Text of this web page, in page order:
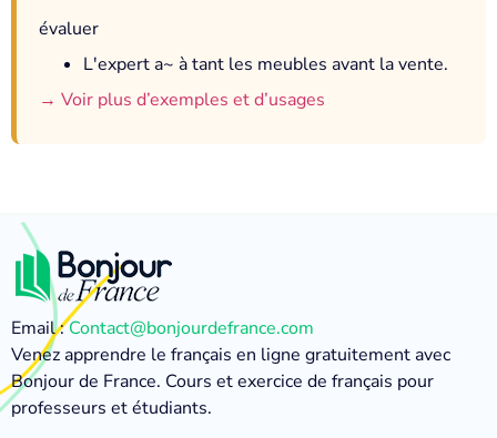
évaluer
L'expert a~ à tant les meubles avant la vente.
→ Voir plus d’exemples et d’usages
Email :Contact@bonjourdefrance.com
Venez apprendre le français en ligne gratuitement avec
Bonjour de France. Cours et exercice de français pour
professeurs et étudiants.